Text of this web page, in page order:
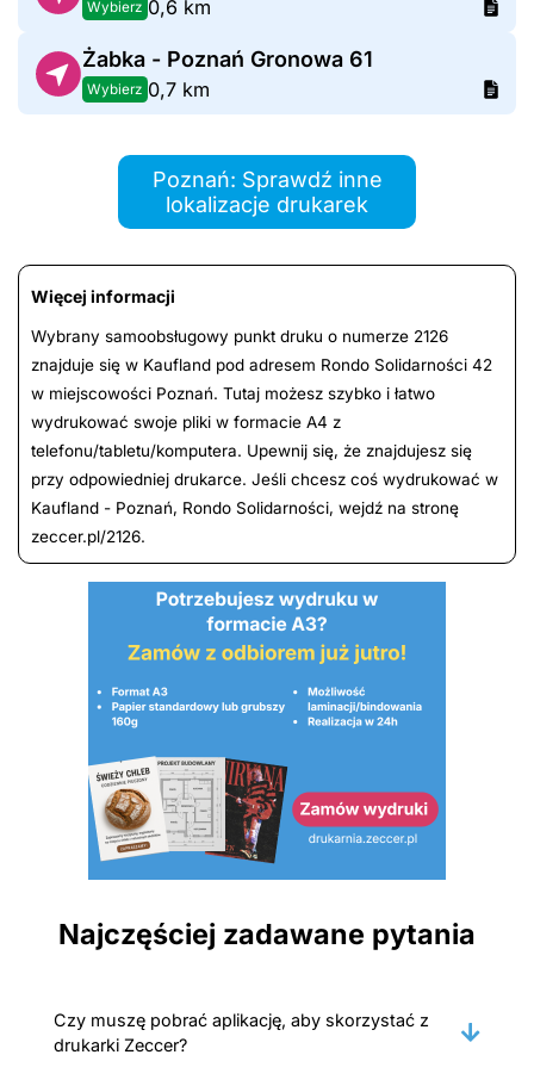
Wybierz 0,6 km
Żabka - Poznań Gronowa 61
Wybierz 0,7 km
Poznań: Sprawdź inne
lokalizacje drukarek
Więcej informacji
Wybrany samoobsługowy punkt druku o numerze 2126
znajduje się w Kaufland pod adresem Rondo Solidarności 42
w miejscowości Poznań. Tutaj możesz szybko i łatwo
wydrukować swoje pliki w formacie A4 z
telefonu/tabletu/komputera. Upewnij się, że znajdujesz się
przy odpowiedniej drukarce. Jeśli chcesz coś wydrukować w
Kaufland - Poznań, Rondo Solidarności, wejdź na stronę
zeccer.pl/2126.
Najczęściej zadawane pytania
Czy muszę pobrać aplikację, aby skorzystać z
drukarki Zeccer?